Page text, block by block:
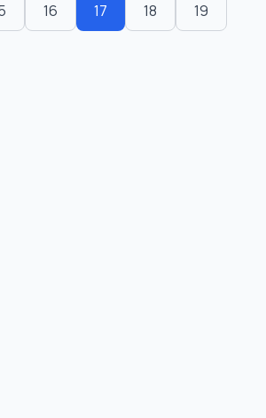
16 17 18 19